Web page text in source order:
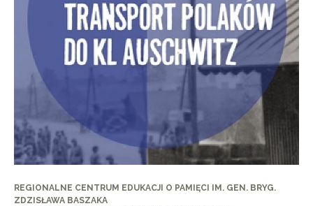
REGIONALNE CENTRUM EDUKACJI O PAMIĘCI IM. GEN. BRYG.
ZDZISŁAWA BASZAKA